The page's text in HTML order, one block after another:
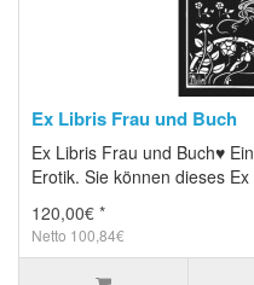
Ex Libris Frau und Buch
Ex Libris Frau und Buch♥
Erotik. Sie können dieses
120,00€ *
Netto 100,84€